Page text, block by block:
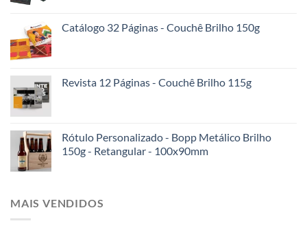
Catálogo 32 Páginas - Couchê Brilho 150g
Revista 12 Páginas - Couchê Brilho 115g
Rótulo Personalizado - Bopp Metálico Brilho
150g - Retangular - 100x90mm
MAIS VENDIDOS